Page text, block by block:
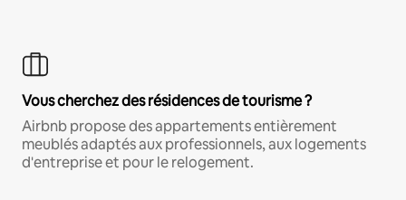
Vous cherchez des résidences de tourisme ?
Airbnb propose des appartements entièrement
meublés adaptés aux professionnels, aux logements
d'entreprise et pour le relogement.